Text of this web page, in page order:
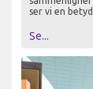
ser vi en
Se...